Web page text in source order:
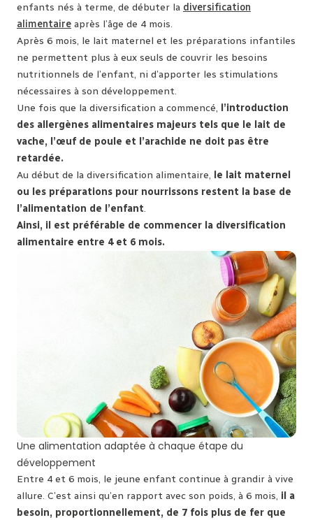
enfants nés à terme, de débuter la diversification
alimentaire après l’âge de 4 mois.
Après 6 mois, le lait maternel et les préparations infantiles
ne permettent plus à eux seuls de couvrir les besoins
nutritionnels de l’enfant, ni d’apporter les stimulations
nécessaires à son développement.
Une fois que la diversification a commencé, l’introduction
des allergènes alimentaires majeurs tels que le lait de
vache, l’œuf de poule et l’arachide ne doit pas être
retardée.
Au début de la diversification alimentaire, le lait maternel
ou les préparations pour nourrissons restent la base de
l’alimentation de l’enfant.
Ainsi, il est préférable de commencer la diversification
alimentaire entre 4 et 6 mois.
Une alimentation adaptée à chaque étape du
développement
Entre 4 et 6 mois, le jeune enfant continue à grandir à vive
allure. C’est ainsi qu’en rapport avec son poids, à 6 mois, il a
besoin, proportionnellement, de 7 fois plus de fer que